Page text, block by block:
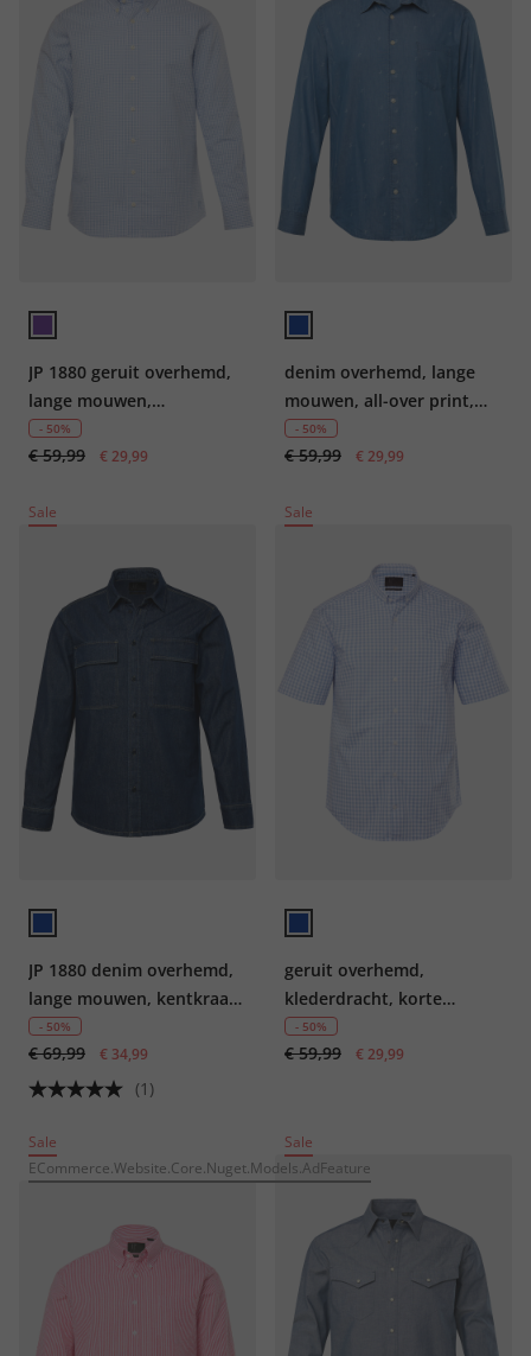
JP 1880 geruit overhemd,
lange mouwen,
seersucker, buttondown-
kraag, moderne pasvorm,
- 50%
€ 59,99 € 29,99
denim overhemd, lange
mouwen, all-over print,
Modern Fit, kentkraag, tot
8XL
- 50%
€ 59,99 € 29,99
Sale
JP 1880 denim overhemd,
lange mouwen, kentkraag,
Modern Fit, tot 8XL
- 50%
€ 69,99 € 34,99
(1)
Sale
geruit overhemd,
klederdracht, korte
mouwen, kleine
buttondown-kraag,
- 50%
€ 59,99 € 29,99
Sale
ECommerce.Website.Core.Nuget.Models.AdFeature
Sale